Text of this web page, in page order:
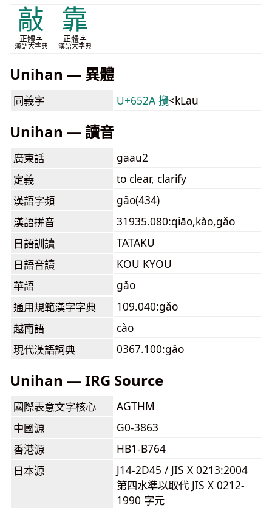
敲
正體字
漢語大字典
靠
正體字
漢語大字典
Unihan — 異體
同義字 U+652A 攪<kLau
Unihan — 讀音
廣東話
gaau2
定義
to clear, clarify
漢語字頻
gǎo(434)
漢語拼音
31935.080:qiāo,kào,gǎo
日語訓讀
TATAKU
日語音讀
KOU KYOU
華語
gǎo
通用規範漢字字典
109.040:gǎo
越南語
cào
現代漢語詞典
0367.100:gǎo
Unihan — IRG Source
國際表意文字核心
AGTHM
中國源
G0-3863
香港源
HB1-B764
日本源
J14-2D45 / JIS X 0213:2004
第四水準以取代 JIS X 0212-
1990 字元